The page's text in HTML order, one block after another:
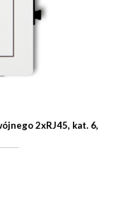
2xRJ45, kat. 6,